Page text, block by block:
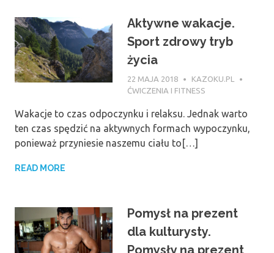
Aktywne wakacje.
Sport zdrowy tryb
życia
22 MAJA 2018
KAZOKU.PL
ĆWICZENIA I FITNESS
Wakacje to czas odpoczynku i relaksu. Jednak warto
ten czas spędzić na aktywnych formach wypoczynku,
ponieważ przyniesie naszemu ciału to[…]
READ MORE
Pomysł na prezent
dla kulturysty.
Pomysły na prezent